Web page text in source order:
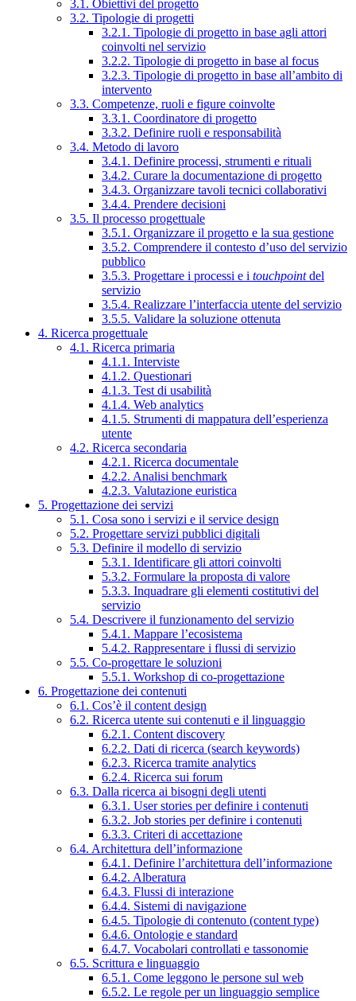
3.1. Obiettivi del progetto
3.2. Tipologie di progetti
3.2.1. Tipologie di progetto in base agli attori
coinvolti nel servizio
3.2.2. Tipologie di progetto in base al focus
3.2.3. Tipologie di progetto in base all’ambito di
intervento
3.3. Competenze, ruoli e figure coinvolte
3.3.1. Coordinatore di progetto
3.3.2. Definire ruoli e responsabilità
3.4. Metodo di lavoro
3.4.1. Definire processi, strumenti e rituali
3.4.2. Curare la documentazione di progetto
3.4.3. Organizzare tavoli tecnici collaborativi
3.4.4. Prendere decisioni
3.5. Il processo progettuale
3.5.1. Organizzare il progetto e la sua gestione
3.5.2. Comprendere il contesto d’uso del servizio
pubblico
3.5.3. Progettare i processi e i touchpointdel
servizio
3.5.4. Realizzare l’interfaccia utente del servizio
3.5.5. Validare la soluzione ottenuta
4. Ricerca progettuale
4.1. Ricerca primaria
4.1.1. Interviste
4.1.2. Questionari
4.1.3. Test di usabilità
4.1.4. Web analytics
4.1.5. Strumenti di mappatura dell’esperienza
utente
4.2. Ricerca secondaria
4.2.1. Ricerca documentale
4.2.2. Analisi benchmark
4.2.3. Valutazione euristica
5. Progettazione dei servizi
5.1. Cosa sono i servizi e il service design
5.2. Progettare servizi pubblici digitali
5.3. Definire il modello di servizio
5.3.1. Identificare gli attori coinvolti
5.3.2. Formulare la proposta di valore
5.3.3. Inquadrare gli elementi costitutivi del
servizio
5.4. Descrivere il funzionamento del servizio
5.4.1. Mappare l’ecosistema
5.4.2. Rappresentare i flussi di servizio
5.5. Co-progettare le soluzioni
5.5.1. Workshop di co-progettazione
6. Progettazione dei contenuti
6.1. Cos’è il content design
6.2. Ricerca utente sui contenuti e il linguaggio
6.2.1. Content discovery
6.2.2. Dati di ricerca (search keywords)
6.2.3. Ricerca tramite analytics
6.2.4. Ricerca sui forum
6.3. Dalla ricerca ai bisogni degli utenti
6.3.1. User stories per definire i contenuti
6.3.2. Job stories per definire i contenuti
6.3.3. Criteri di accettazione
6.4. Architettura dell’informazione
6.4.1. Definire l’architettura dell’informazione
6.4.2. Alberatura
6.4.3. Flussi di interazione
6.4.4. Sistemi di navigazione
6.4.5. Tipologie di contenuto (content type)
6.4.6. Ontologie e standard
6.4.7. Vocabolari controllati e tassonomie
6.5. Scrittura e linguaggio
6.5.1. Come leggono le persone sul web
6.5.2. Le regole per un linguaggio semplice